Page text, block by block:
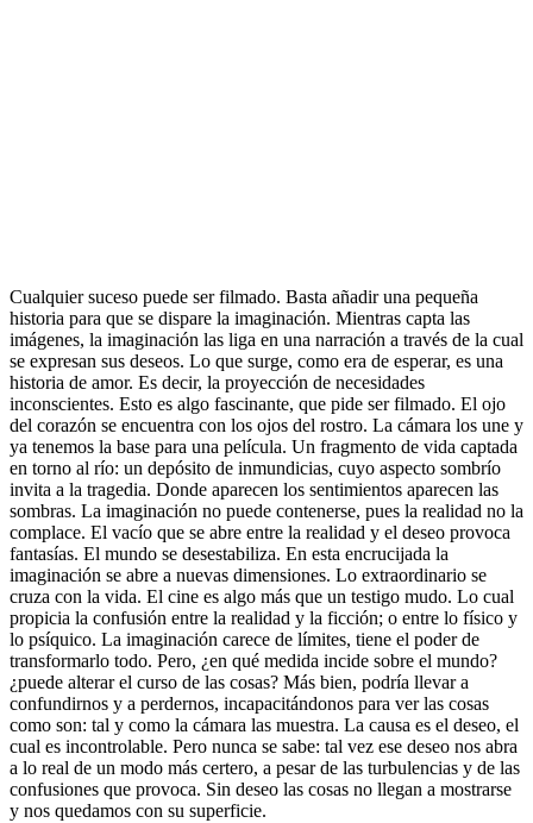
Cualquier suceso puede ser filmado. Basta añadir una pequeña
historia para que se dispare la imaginación. Mientras capta las
imágenes, la imaginación las liga en una narración a través de la cual
se expresan sus deseos. Lo que surge, como era de esperar, es una
historia de amor. Es decir, la proyección de necesidades
inconscientes. Esto es algo fascinante, que pide ser filmado. El ojo
del corazón se encuentra con los ojos del rostro. La cámara los une y
ya tenemos la base para una película. Un fragmento de vida captada
en torno al río: un depósito de inmundicias, cuyo aspecto sombrío
invita a la tragedia. Donde aparecen los sentimientos aparecen las
sombras. La imaginación no puede contenerse, pues la realidad no la
complace. El vacío que se abre entre la realidad y el deseo provoca
fantasías. El mundo se desestabiliza. En esta encrucijada la
imaginación se abre a nuevas dimensiones. Lo extraordinario se
cruza con la vida. El cine es algo más que un testigo mudo. Lo cual
propicia la confusión entre la realidad y la ficción; o entre lo físico y
lo psíquico. La imaginación carece de límites, tiene el poder de
transformarlo todo. Pero, ¿en qué medida incide sobre el mundo?
¿puede alterar el curso de las cosas? Más bien, podría llevar a
confundirnos y a perdernos, incapacitándonos para ver las cosas
como son: tal y como la cámara las muestra. La causa es el deseo, el
cual es incontrolable. Pero nunca se sabe: tal vez ese deseo nos abra
a lo real de un modo más certero, a pesar de las turbulencias y de las
confusiones que provoca. Sin deseo las cosas no llegan a mostrarse
y nos quedamos con su superficie.